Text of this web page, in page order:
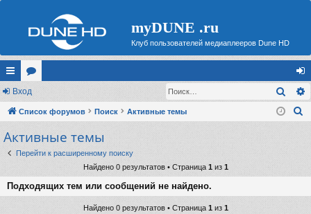
myDUNE .ru
Клуб пользователей медиаплееров Dune HD
с
ы
лк
и
ор
ум
хо
д
Вход
Список форумов Поиск Активные темы
Активные темы
Перейти к расширенному поиску
Найдено 0 результатов • Страница 1 из 1
Подходящих тем или сообщений не найдено.
Найдено 0 результатов • Страница 1из 1